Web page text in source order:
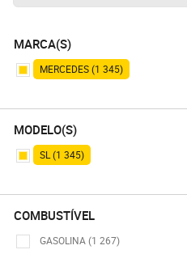
MARCA(S)
MERCEDES (1 345)
MODELO(S)
SL (1 345)
COMBUSTÍVEL
GASOLINA (1 267)